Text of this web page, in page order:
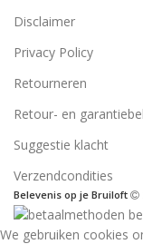
Disclaimer
Privacy Policy
Retourneren
Retour- en
Suggestie klacht
Verzendcondities
Belevenis op je Bruiloft
We gebruiken cookies